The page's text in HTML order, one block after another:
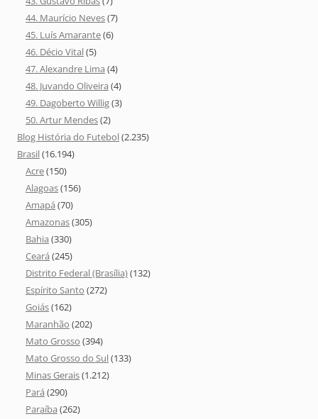
44. Maurício Neves(7)
45. Luís Amarante(6)
46. Décio Vital(5)
47. Alexandre Lima (4)
48. Juvando Oliveira (4)
49. Dagoberto Willig(3)
50. Artur Mendes(2)
Blog História do Futebol(2.235)
Brasil(16.194)
Acre(150)
Alagoas(156)
Amapá (70)
Amazonas(305)
Bahia (330)
Ceará (245)
Distrito Federal (Brasília)(132)
Espírito Santo (272)
Goiás(162)
Maranhão (202)
Mato Grosso (394)
Mato Grosso do Sul(133)
Minas Gerais(1.212)
Pará (290)
Paraíba (262)